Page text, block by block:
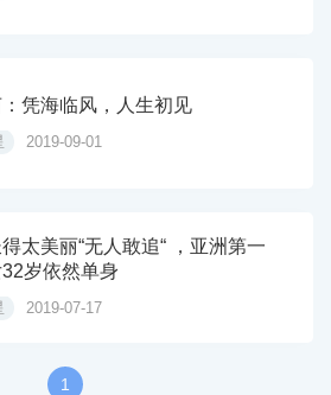
凭海临风，人生初见
2019-09-01
太美丽“无人敢追“ ，亚洲第一
岁依然单身
2019-07-17
1